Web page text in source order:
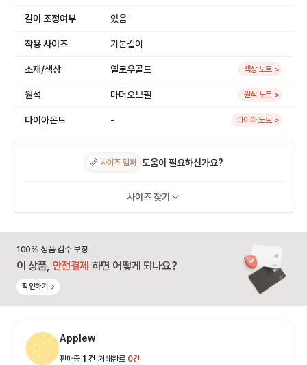
길이 조정여부 있음
착용 사이즈 기본길이
소재/색상 옐로우골드 색상 노트 >
원석 마더오브펄 원석 노트 >
다이아몬드 - 다이아 노트 >
📏 사이즈 헬퍼 도움이 필요하신가요?
사이즈 찾기
100% 정품 검수 보장
이 상품, 안전결제 하면 어떻게 되나요?
확인하기
Applew
판매중 1 건 거래완료 0건